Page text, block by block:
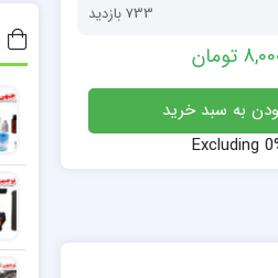
733 بازدید
تومان
به سبد خرید
Excluding